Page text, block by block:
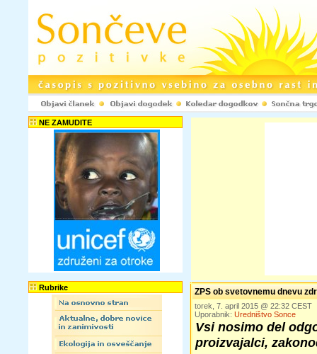
NE ZAMUDITE
Rubrike ZPS ob svetovnemu dnevu
torek, 7. april 2015 @ 22:32 CEST
Uporabnik: Uredništvo Sonce
Vsi nosimo del
proizvajalci,